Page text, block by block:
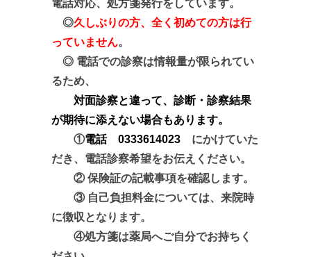
電話対応、処方箋発行をしています。
◎久しぶりの方、全く初めての方は行
っていません。
◎ 電話での診察は情報量が限られてい
るため、
対面診察と違って、診断・診察結果
が期待に添えない場合もあります。
①電話 0333614023 にかけていた
だき、電話診察希望をお伝えください。
② 保険証の記載事項を確認します。
③ 自己負担料金については、来院時
に徴収となります。
④処方箋は薬局へご自分でお持ちく